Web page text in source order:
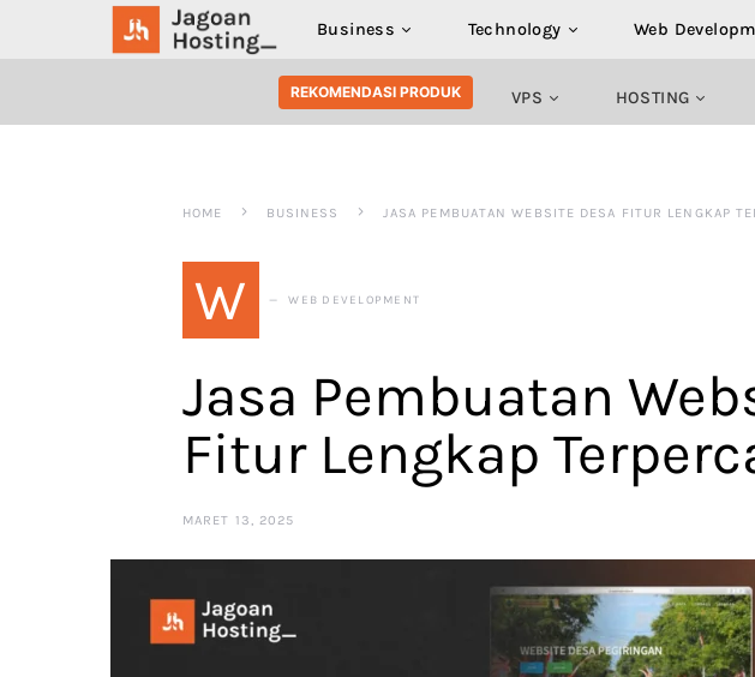
Business Technology Web
SEARCH FOR:
REKOMENDASI PRODUK VPS HOSTING
HOME BUSINESS JASA PEMBUATAN WEBSITE DESA FITUR LENGKAP
W WEB DEVELOPMENT
Jasa Pembuatan
Fitur Lengkap
MARET 13, 2025